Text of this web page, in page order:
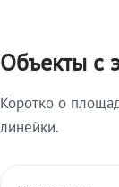
Объекты с
Коротко о
линейки.